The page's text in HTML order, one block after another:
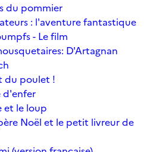
du pommier
: l'aventure fantastique
- Le film
D'Artagnan
du poulet !
d'enfer
et le loup
Noël et le petit livreur de